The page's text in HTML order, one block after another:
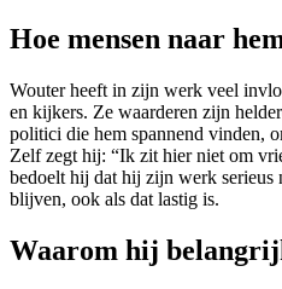
Hoe mensen naar
Wouter heeft in zijn werk veel
en kijkers. Ze waarderen zijn
politici die hem spannend vinden,
Zelf zegt hij: “Ik zit hier niet om
bedoelt hij dat hij zijn werk
blijven, ook als dat lastig is.
Waarom hij